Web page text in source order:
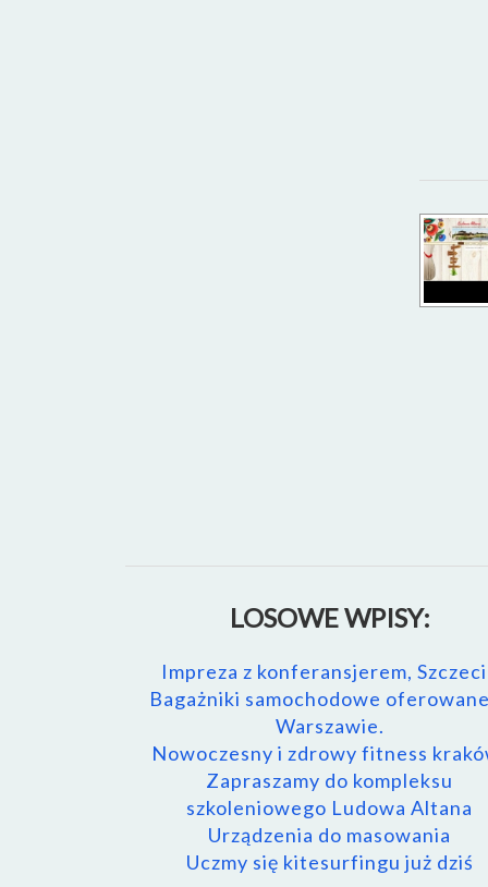
LOSOWE WPISY:
Impreza z konferansjerem,
Bagażniki samochodowe
Warszawie.
Nowoczesny i zdrowy fitness
Zapraszamy do kompleksu
szkoleniowego Ludowa Altana
Urządzenia do masowania
Uczmy się kitesurfingu już dziś